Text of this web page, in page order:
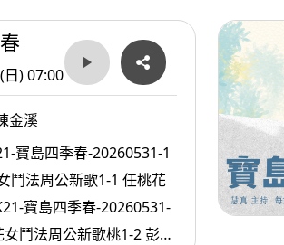
) 07:00
金溪
寶島四季春-20260531-1
鬥法周公新歌1-1 任桃花
寶島四季春-20260531-
鬥法周公新歌桃1-2 彭剪